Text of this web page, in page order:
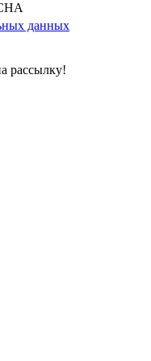
данных
рассылку!